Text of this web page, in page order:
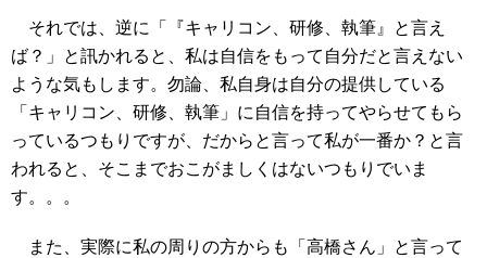
それでは、逆に「『キャリコン、研修、執筆』と言え
ば？」と訊かれると、私は自信をもって自分だと言えない
ような気もします。勿論、私自身は自分の提供している
「キャリコン、研修、執筆」に自信を持ってやらせてもら
っているつもりですが、だからと言って私が一番か？と言
われると、そこまでおこがましくはないつもりでいま
す。。。
また、実際に私の周りの方からも「高橋さん」と言って